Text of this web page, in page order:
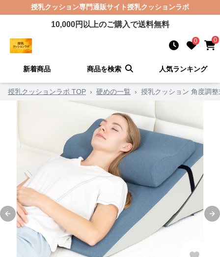
授乳クッション専門通販サイト授乳クッションラボ
10,000円以上のご購入で送料無料
0 0
新着商品 商品を検索 人気ランキング
授乳クッションラボ TOP › 硬めの一覧 › 授乳クッション 角度調
Previous slide